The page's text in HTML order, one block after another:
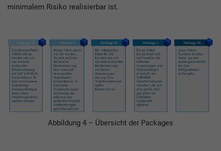
minimalem Risiko realisierbar ist.
Abbildung 4 – Übersicht der Packages